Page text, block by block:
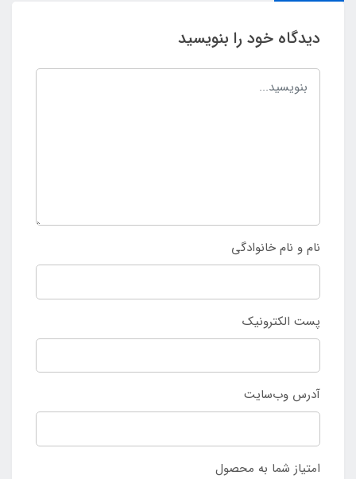
دیدگاه خود را بنویسید
نام و نام خانوادگی
پست الکترونیک
آدرس وب‌سایت
امتیاز شما به محصول